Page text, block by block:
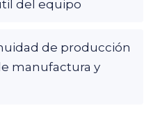
del equipo
de producción
manufactura y